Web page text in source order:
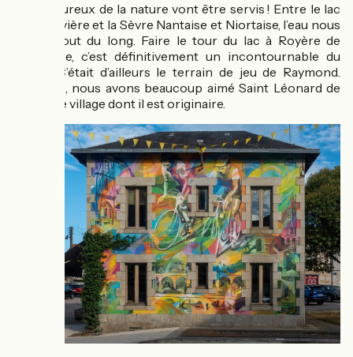
Les amoureux de la nature vont être servis ! Entre le lac
de Vassivière et la Sèvre Nantaise et Niortaise, l’eau nous
a suivi tout du long. Faire le tour du lac à Royère de
Vassivière, c’est définitivement un incontournable du
séjour. C’était d’ailleurs le terrain de jeu de Raymond.
D’ailleurs, nous avons beaucoup aimé Saint Léonard de
Noblat, le village dont il est originaire.